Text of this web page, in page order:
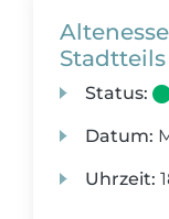
Status:
Datum:
Uhrzeit: